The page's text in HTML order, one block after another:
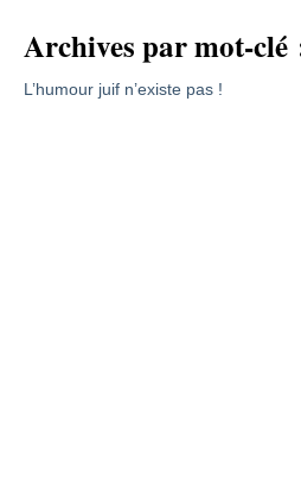
Archives par mot-clé
L’humour juif n’existe pas !